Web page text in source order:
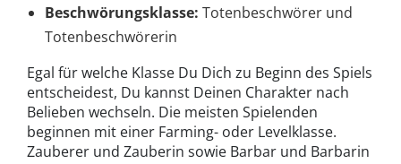
Beschwörungsklasse: Totenbeschwörer und
Totenbeschwörerin
Egal für welche Klasse Du Dich zu Beginn des Spiels
entscheidest, Du kannst Deinen Charakter nach
Belieben wechseln. Die meisten Spielenden
beginnen mit einer Farming- oder Levelklasse.
Zauberer und Zauberin sowie Barbar und Barbarin